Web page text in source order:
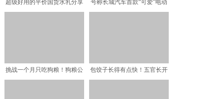
超级好用的平价国货水乳分享
号称长城汽车首款“可爱”电动
挑战一个月只吃狗粮！狗粮公
包饺子长得有点快！五官长开